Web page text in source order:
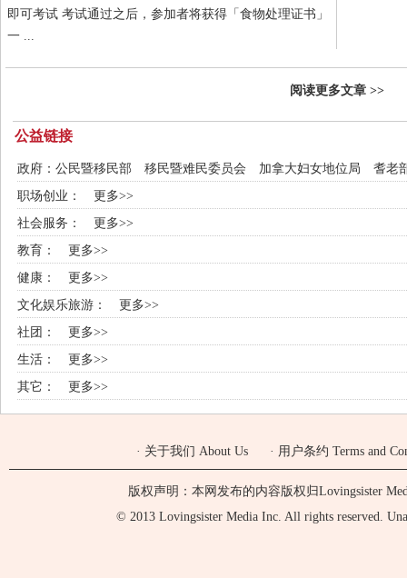
即可考试 考试通过之后，参加者将获得「食物处理证书」
一 ...
阅读更多文章 >>
公益链接
政府： 公民暨移民部 移民暨难民委员会 加拿大妇女地位局
耆老
职场创业： 更多>>
社会服务： 更多>>
教育： 更多>>
健康： 更多>>
文化娱乐旅游： 更多>>
社团： 更多>>
生活： 更多>>
其它： 更多>>
· 关于我们 About Us · 用户条约 Terms and
版权声明：本网发布的内容版权归Lovingsister
© 2013 Lovingsister Media Inc. All rights reserved.